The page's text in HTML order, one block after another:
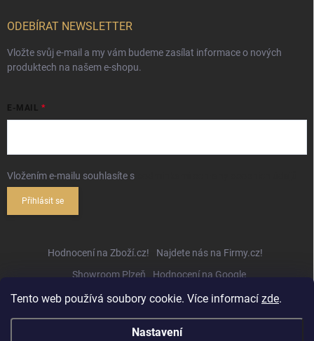
Tento web používá soubory cookie. Více informací zde.
Nastavení
ODEBÍRAT NEWSLETTER
Vložte svůj e-mail a my vám budeme zasílat informace o nových
produktech na našem e-shopu.
E-MAIL
Vložením e-mailu souhlasíte s
Přihlásit se
Hodnocení na Zboží.cz!
Najdete nás na Firmy.cz!
Showroom Plzeň
Hodnocení na Google